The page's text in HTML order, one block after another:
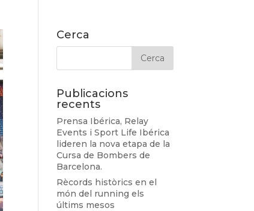
Cerca
Publicacions
recents
Prensa Ibérica, Relay
Events i Sport Life Ibérica
lideren la nova etapa de la
Cursa de Bombers de
Barcelona.
Rècords històrics en el
món del running els
últims mesos